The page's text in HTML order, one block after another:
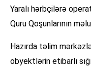
Yaralı hərbçilərə
Quru Qoşunlarının
Hazırda təlim
obyektlərin etibarlı